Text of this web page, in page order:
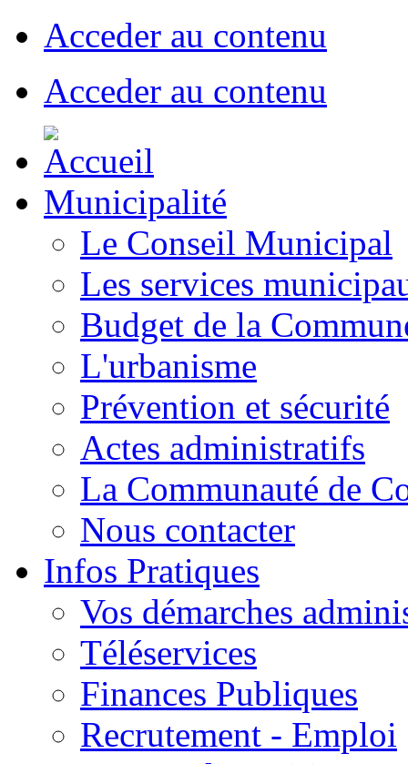
Acceder au contenu
Acceder au contenu
Municipalité
Le Conseil Municipal
Les services
Budget de la
L'urbanisme
Prévention et sécurité
Actes administratifs
La Communauté de
Nous contacter
Infos Pratiques
Vos démarches
Téléservices
Finances Publiques
Recrutement - Emploi